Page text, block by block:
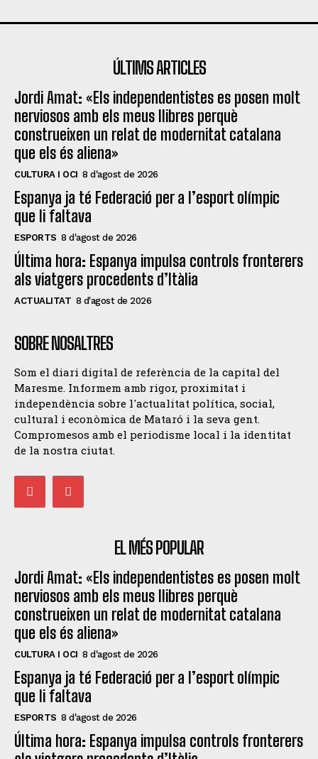
ÚLTIMS ARTICLES
Jordi Amat: «Els independentistes es posen molt
nerviosos amb els meus llibres perquè
construeixen un relat de modernitat catalana
que els és aliena»
CULTURA I OCI 8 d'agost de 2026
Espanya ja té Federació per a l’esport olímpic
que li faltava
ESPORTS 8 d'agost de 2026
Última hora: Espanya impulsa controls fronterers
als viatgers procedents d’Itàlia
ACTUALITAT 8 d'agost de 2026
SOBRE NOSALTRES
Som el diari digital de referència de la capital del
Maresme. Informem amb rigor, proximitat i
independència sobre l'actualitat política, social,
cultural i econòmica de Mataró i la seva gent.
Compromesos amb el periodisme local i la identitat
de la nostra ciutat.
EL MÉS POPULAR
Jordi Amat: «Els independentistes es posen molt
nerviosos amb els meus llibres perquè
construeixen un relat de modernitat catalana
que els és aliena»
CULTURA I OCI 8 d'agost de 2026
Espanya ja té Federació per a l’esport olímpic
que li faltava
ESPORTS 8 d'agost de 2026
Última hora: Espanya impulsa controls fronterers